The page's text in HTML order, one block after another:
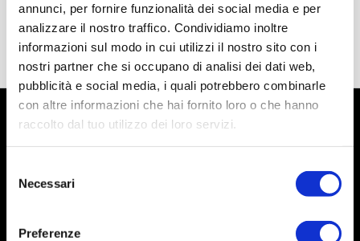
annunci, per fornire funzionalità dei social media e per
analizzare il nostro traffico. Condividiamo inoltre
informazioni sul modo in cui utilizzi il nostro sito con i
nostri partner che si occupano di analisi dei dati web,
pubblicità e social media, i quali potrebbero combinarle
con altre informazioni che hai fornito loro o che hanno
raccolto dal tuo utilizzo dei loro servizi.
delNecessari
Preferenze